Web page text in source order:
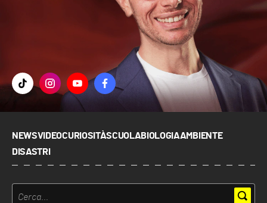
NEWSVIDEOCURIOSITÀSCUOLABIOLOGIAAMBIENTE
DISASTRI